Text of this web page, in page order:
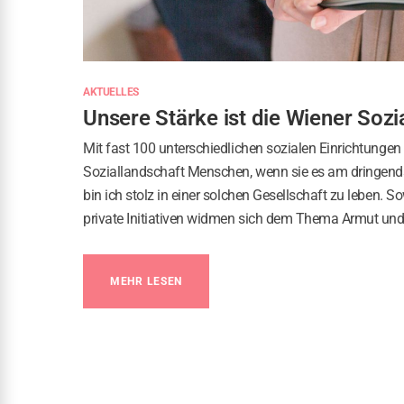
AKTUELLES
Unsere Stärke ist die Wiener
Mit fast 100 unterschiedlichen sozialen
Soziallandschaft Menschen, wenn sie es am
bin ich stolz in einer solchen Gesellschaft zu leben.
private Initiativen widmen sich dem Thema Armut
MEHR LESEN